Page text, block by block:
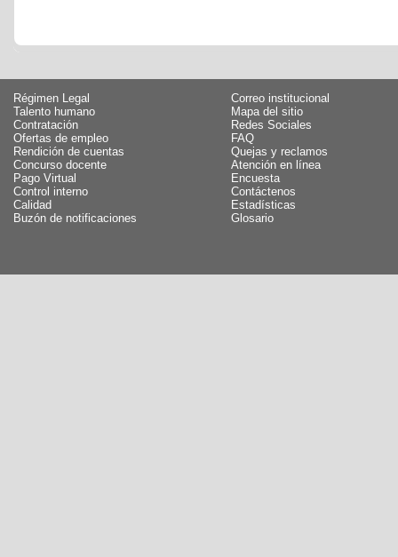
Régimen Legal
Talento humano
Contratación
Ofertas de empleo
Rendición de cuentas
Concurso docente
Pago Virtual
Control interno
Calidad
Buzón de notificaciones
Correo institucional
Mapa del sitio
Redes Sociales
FAQ
Quejas y reclamos
Atención en línea
Encuesta
Contáctenos
Estadísticas
Glosario